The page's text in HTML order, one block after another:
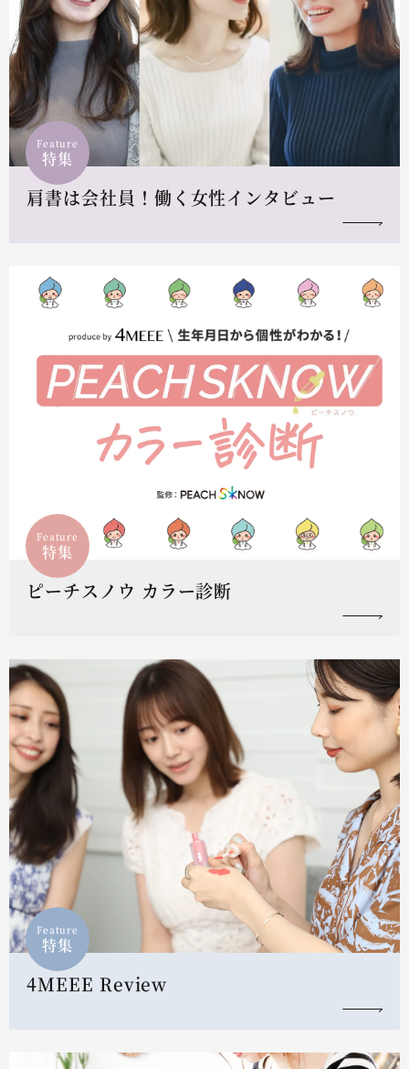
Feature
特集
肩書は会社員！働く女性インタビュー
Feature
特集
ピーチスノウ カラー診断
Feature
特集
4MEEE Review